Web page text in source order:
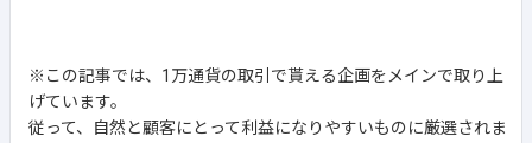
※この記事では、1万通貨の取引で貰える企画をメインで取り上
げています。
従って、自然と顧客にとって利益になりやすいものに厳選されま